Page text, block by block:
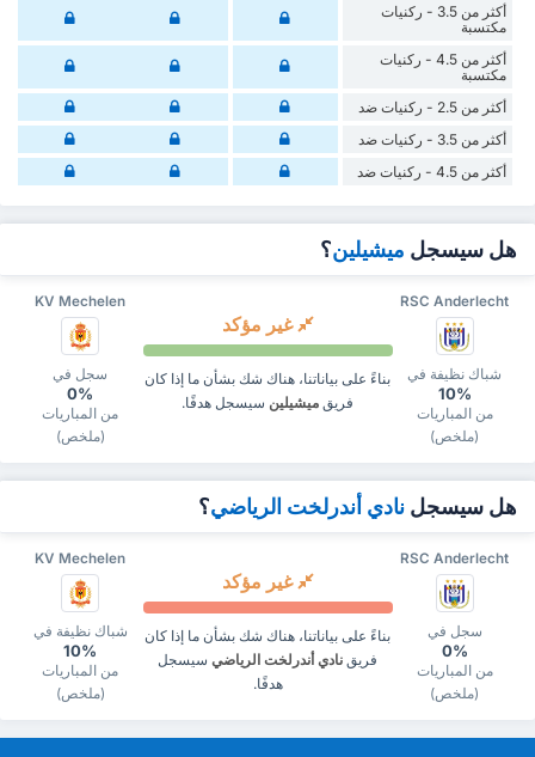
أكثر من 3.5 - ركنيات
مكتسبة
أكثر من 4.5 - ركنيات
مكتسبة
أكثر من 2.5 - ركنيات ضد
أكثر من 3.5 - ركنيات ضد
أكثر من 4.5 - ركنيات ضد
هل سيسجل ميشيلين؟
KV Mechelen RSC Anderlecht
سجل في
0%
من المباريات
(ملخص)
غير مؤكد
بناءً على بياناتنا، هناك شك بشأن ما إذا كان
فريق ميشيلين سيسجل هدفًا.
شباك نظيفة في
10%
من المباريات
(ملخص)
هل سيسجل نادي أندرلخت الرياضي؟
KV Mechelen RSC Anderlecht
شباك نظيفة في
10%
من المباريات
(ملخص)
غير مؤكد
بناءً على بياناتنا، هناك شك بشأن ما إذا كان
فريق نادي أندرلخت الرياضي سيسجل
هدفًا.
سجل في
0%
من المباريات
(ملخص)